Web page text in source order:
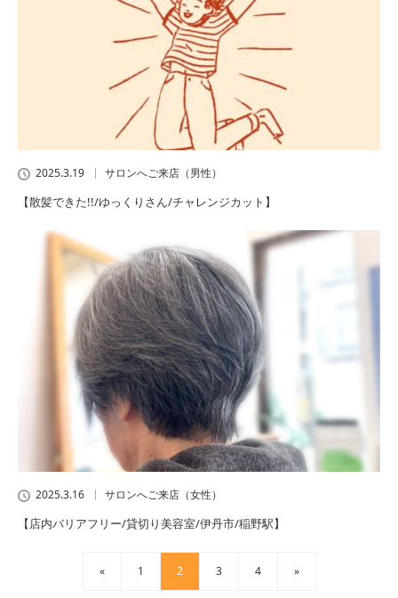
2025.3.19 サロンへご来店（男性）
【散髪できた!!/ゆっくりさん/チャレンジカット】
2025.3.16 サロンへご来店（女性）
【店内バリアフリー/貸切り美容室/伊丹市/稲野駅】
« 1 2 3 4 »